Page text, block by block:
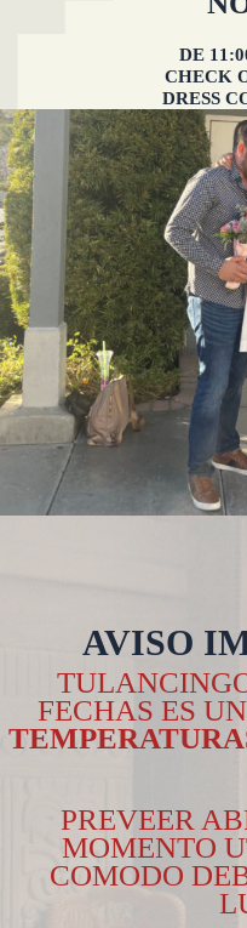
DE
CHECK
DRESS
AVISO
FECHAS ES
PREVEER
MOMENTO
COMODO